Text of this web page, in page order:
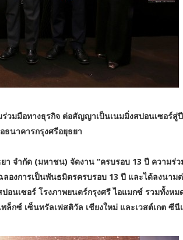
วมมือทางธุรกิจ ต่อสัญญาเป็นเนมมิ่งสปอนเซอร์สู่
ธนาคารกรุงศรีอยุธยา
า จำกัด (มหาชน) จัดงาน “ครบรอบ 13 ปี ความร่
ลองการเป็นพันธมิตรครบรอบ 13 ปี และได้ลงนาม
นเซอร์ โรงภาพยนตร์กรุงศรี ไอแมกซ์ รวมทั้งหม
กซ์ เซ็นทรัลเฟสติวัล เชียงใหม่ และเวสต์เกต ซีนี